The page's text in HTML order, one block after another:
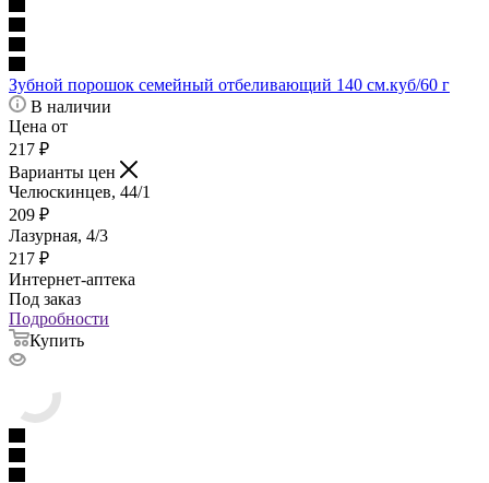
Зубной порошок семейный отбеливающий 140 см.куб/60 г
В наличии
Цена от
217 ₽
Варианты цен
Челюскинцев, 44/1
209 ₽
Лазурная, 4/3
217 ₽
Интернет-аптека
Под заказ
Подробности
Купить